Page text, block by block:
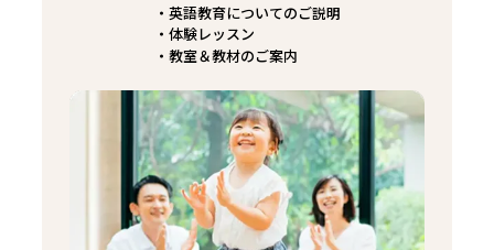
英語教育についてのご説明
体験レッスン
教室＆教材のご案内